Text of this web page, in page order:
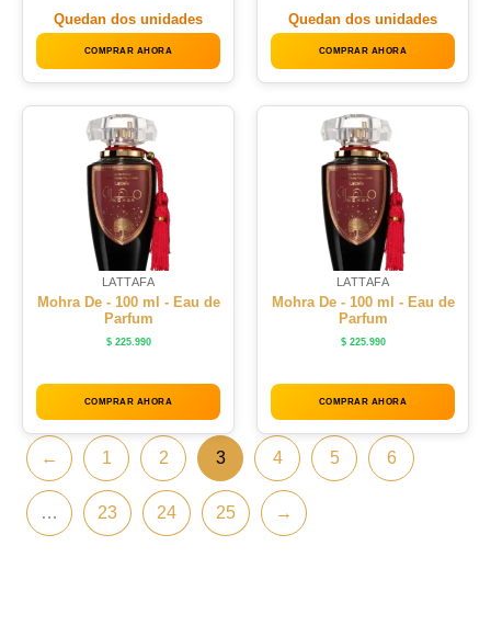
Quedan dos unidades
COMPRAR AHORA
Quedan dos unidades
COMPRAR AHORA
LATTAFA
Mohra De - 100 ml - Eau de
Parfum
$225.990
COMPRAR AHORA
LATTAFA
Mohra De - 100 ml - Eau de
Parfum
$225.990
COMPRAR AHORA
← 1 2 3 4 5 6
… 23 24 25 →